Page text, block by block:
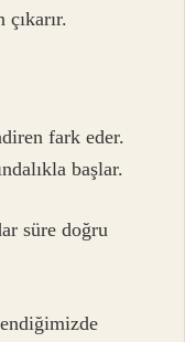
fark eder.
başlar.
süre doğru